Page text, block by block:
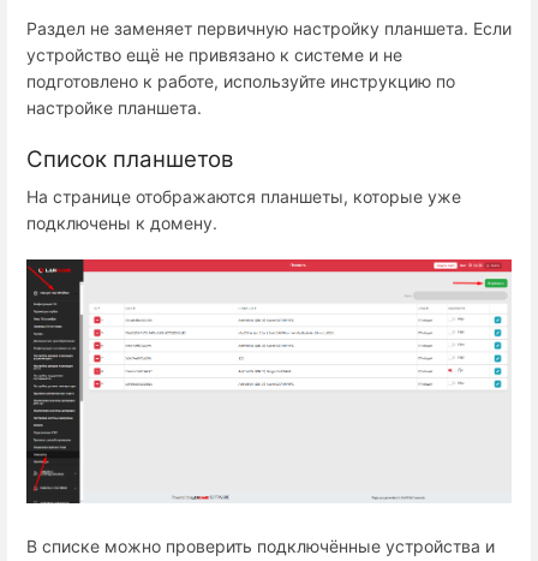
Раздел не заменяет первичную настройку планшета. Если
устройство ещё не привязано к системе и не
подготовлено к работе, используйте инструкцию по
настройке планшета.
Список планшетов
На странице отображаются планшеты, которые уже
подключены к домену.
В списке можно проверить подключённые устройства и